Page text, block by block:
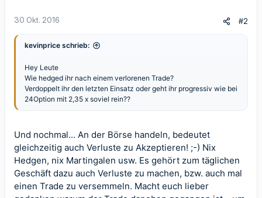
30 Okt. 2016 #2
kevinprice schrieb:
Hey Leute
Wie hedged ihr nach einem verlorenen Trade?
Verdoppelt ihr den letzten Einsatz oder geht ihr progressiv wie bei
24Option mit 2,35 x soviel rein??
Und nochmal... An der Börse handeln, bedeutet
gleichzeitig auch Verluste zu Akzeptieren! ;-) Nix
Hedgen, nix Martingalen usw. Es gehört zum täglichen
Geschäft dazu auch Verluste zu machen, bzw. auch mal
einen Trade zu versemmeln. Macht euch lieber